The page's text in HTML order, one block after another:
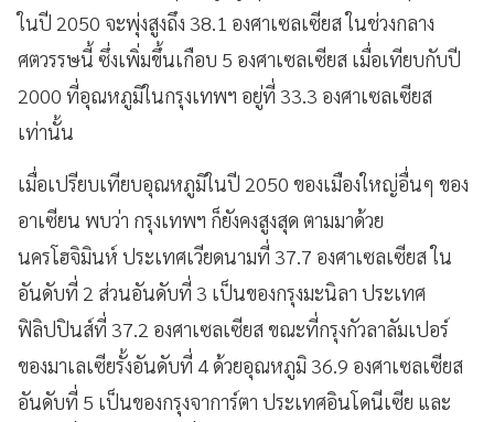
ในปี 2050 จะพุ่งสูงถึง 38.1 องศาเซลเซียส ในช่วงกลาง
ศตวรรษนี้ ซึ่งเพิ่มขึ้นเกือบ 5 องศาเซลเซียส เมื่อเทียบกับปี
2000 ที่อุณหภูมิในกรุงเทพฯ อยู่ที่ 33.3 องศาเซลเซียส
เท่านั้น
เมื่อเปรียบเทียบอุณหภูมิในปี 2050 ของเมืองใหญ่อื่นๆ ของ
อาเซียน พบว่า กรุงเทพฯ ก็ยังคงสูงสุด ตามมาด้วย
นครโฮจิมินห์ ประเทศเวียดนามที่ 37.7 องศาเซลเซียส ใน
อันดับที่ 2 ส่วนอันดับที่ 3 เป็นของกรุงมะนิลา ประเทศ
ฟิลิปปินส์ที่ 37.2 องศาเซลเซียส ขณะที่กรุงกัวลาลัมเปอร์
ของมาเลเซียรั้งอันดับที่ 4 ด้วยอุณหภูมิ 36.9 องศาเซลเซียส
อันดับที่ 5 เป็นของกรุงจาการ์ตา ประเทศอินโดนีเซีย และ